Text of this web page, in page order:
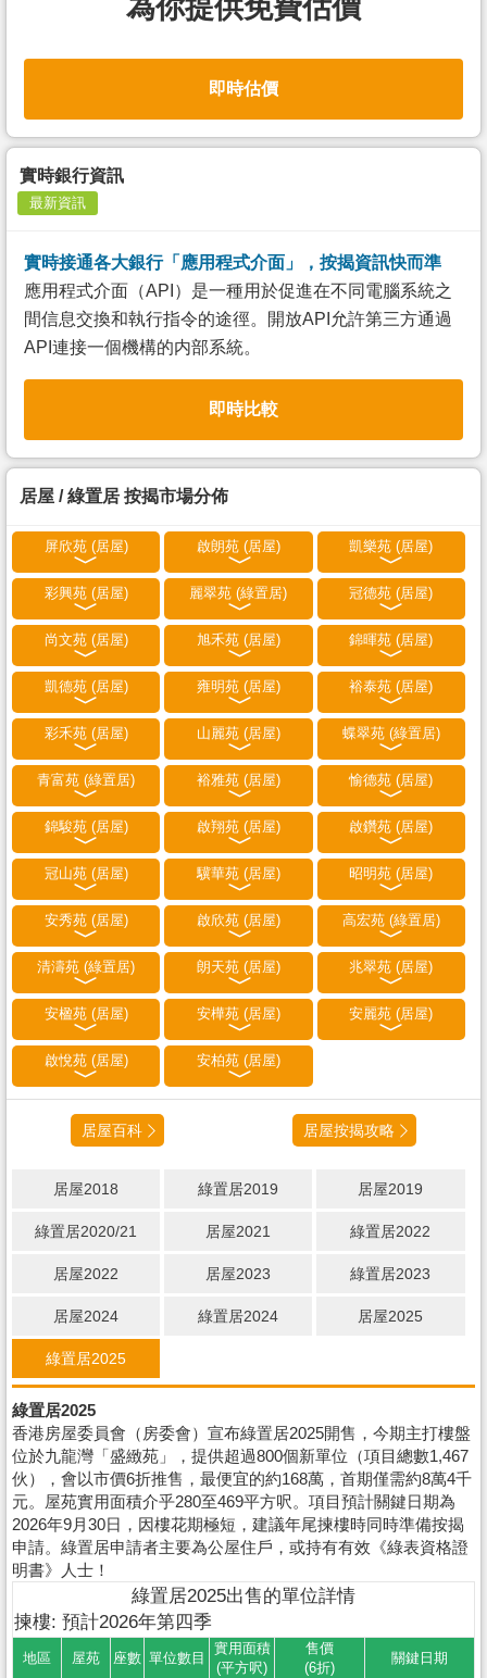
為你提供免費估價
即時估價
實時銀行資訊
最新資訊
實時接通各大銀行「應用程式介面」，按揭資訊快而準
應用程式介面（API）是一種用於促進在不同電腦系統之
間信息交換和執行指令的途徑。開放API允許第三方通過
API連接一個機構的内部系統。
即時比較
居屋 / 綠置居 按揭市場分佈
屏欣苑 (居屋) 啟朗苑 (居屋) 凱樂苑 (居屋)
彩興苑 (居屋) 麗翠苑 (綠置居) 冠德苑 (居屋)
尚文苑 (居屋) 旭禾苑 (居屋) 錦暉苑 (居屋)
凱德苑 (居屋) 雍明苑 (居屋) 裕泰苑 (居屋)
彩禾苑 (居屋) 山麗苑 (居屋) 蝶翠苑 (綠置居)
青富苑 (綠置居) 裕雅苑 (居屋) 愉德苑 (居屋)
錦駿苑 (居屋) 啟翔苑 (居屋) 啟鑽苑 (居屋)
冠山苑 (居屋) 驥華苑 (居屋) 昭明苑 (居屋)
安秀苑 (居屋) 啟欣苑 (居屋) 高宏苑 (綠置居)
清濤苑 (綠置居) 朗天苑 (居屋) 兆翠苑 (居屋)
安楹苑 (居屋) 安樺苑 (居屋) 安麗苑 (居屋)
啟悅苑 (居屋) 安柏苑 (居屋)
居屋百科 居屋按揭攻略
居屋2018 綠置居2019 居屋2019
綠置居2020/21 居屋2021 綠置居2022
居屋2022 居屋2023 綠置居2023
居屋2024 綠置居2024 居屋2025
綠置居2025
綠置居2025
香港房屋委員會（房委會）宣布綠置居2025開售，今期主打樓盤
位於九龍灣「盛緻苑」，提供超過800個新單位（項目總數1,467
伙），會以市價6折推售，最便宜的約168萬，首期僅需約8萬4千
元。屋苑實用面積介乎280至469平方呎。項目預計關鍵日期為
2026年9月30日，因樓花期極短，建議年尾揀樓時同時準備按揭
申請。綠置居申請者主要為公屋住戶，或持有有效《綠表資格證
明書》人士！
綠置居2025出售的單位詳情
揀樓: 預計2026年第四季
地區 屋苑 座數 單位數目
實用面積
(平方呎)
售價
(6折)
關鍵日期